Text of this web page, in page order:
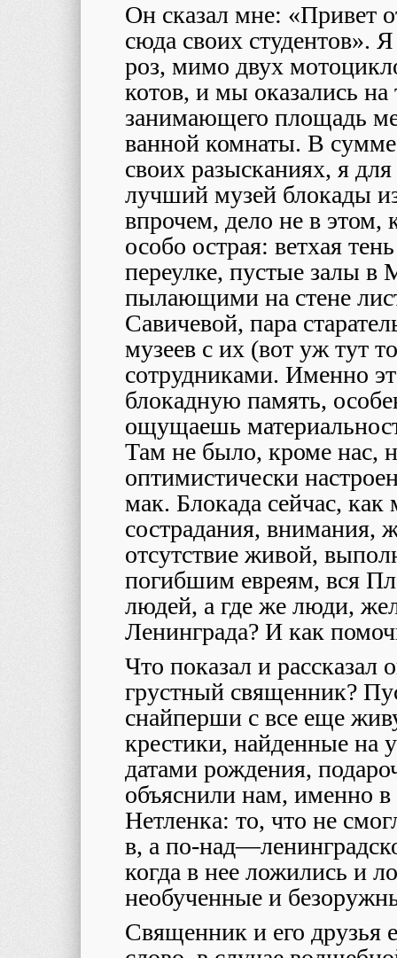
Он сказал мне: «Привет
сюда своих студентов».
роз, мимо двух
котов, и мы оказались
занимающего площадь
ванной комнаты. В
своих разысканиях, я
лучший музей блокады
впрочем, дело не в
особо острая: ветхая
переулке, пустые залы
пылающими на стене
Савичевой, пара
музеев с их (вот уж тут
сотрудниками. Именно
блокадную память,
ощущаешь
Там не было, кроме нас,
оптимистически
мак. Блокада сейчас, как
сострадания, внимания,
отсутствие живой,
погибшим евреям, вся
людей, а где же люди,
Ленинграда? И как
Что показал и
грустный священник?
снайперши с все еще
крестики, найденные на
датами рождения,
объяснили нам, именно
Нетленка: то, что не
в, а по-над—
когда в нее ложились и
необученные и
Священник и его друзья